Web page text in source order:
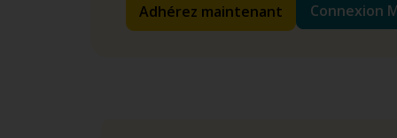
Adhérez maintenant Connexion